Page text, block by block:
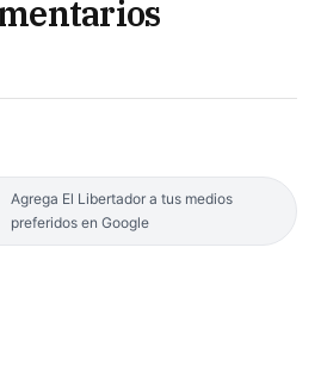
Agrega El Libertador a tus medios
preferidos en Google